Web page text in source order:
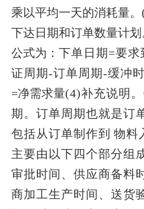
乘以平均一天的消耗量。
下达日期和订单数量计
公式为：下单日期=要求
证周期-订单周期-缓冲
=净需求量(4)补充说明
期。订单周期也就是订
包括从订单制作到 物料
主要由以下四个部分组
审批时间、供应商备料
商加工生产时间、送货